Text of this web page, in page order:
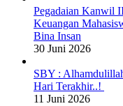
Pegadaian Kanwil
Keuangan
Bina Insan
30 Juni 2026
SBY :
Hari Terakhir..!
11 Juni 2026